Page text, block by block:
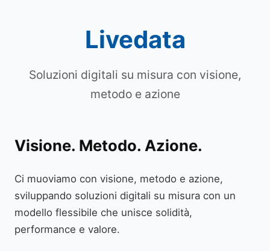
Livedata
Soluzioni digitali su misura con visione,
metodo e azione
Visione. Metodo. Azione.
Ci muoviamo con visione, metodo e azione,
sviluppando soluzioni digitali su misura con un
modello flessibile che unisce solidità,
performance e valore.